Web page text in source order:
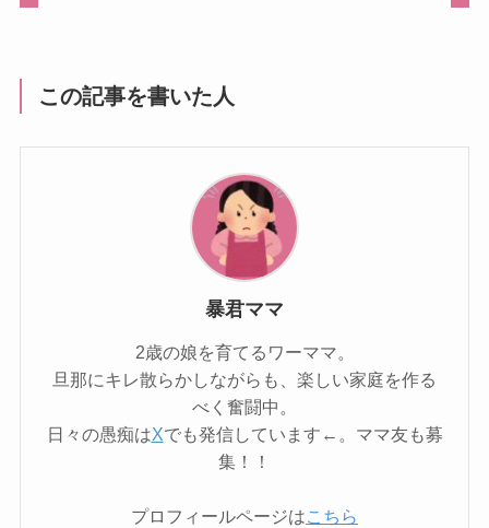
この記事を書いた人
暴君ママ
2歳の娘を育てるワーママ。
旦那にキレ散らかしながらも、楽しい家庭を作る
べく奮闘中。
日々の愚痴はXでも発信しています←。ママ友も募
集！！
プロフィールページはこちら